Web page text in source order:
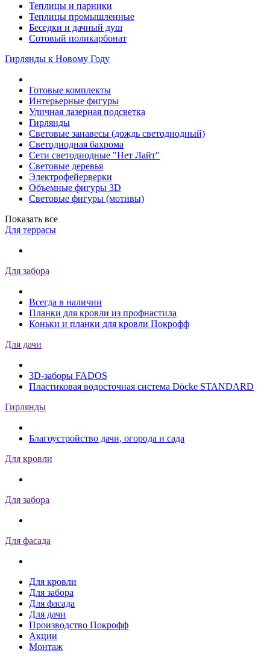
Теплицы и парники
Теплицы промышленные
Беседки и дачный душ
Сотовый поликарбонат
Гирлянды к Новому Году
Готовые комплекты
Интерьерные фигуры
Уличная лазерная подсветка
Гирлянды
Световые занавесы (дождь светодиодный)
Светодиодная бахрома
Сети светодиодные "Нет Лайт"
Световые деревья
Электрофейерверки
Объемные фигуры 3D
Световые фигуры (мотивы)
Показать все
Для террасы
Для забора
Всегда в наличии
Планки для кровли из профнастила
Коньки и планки для кровли Покрофф
Для дачи
3D-заборы FADOS
Пластиковая водосточная система Döcke STANDARD
Гирлянды
Благоустройство дачи, огорода и сада
Для кровли
Для забора
Для фасада
Для кровли
Для забора
Для фасада
Для дачи
Производство Покрофф
Акции
Монтаж